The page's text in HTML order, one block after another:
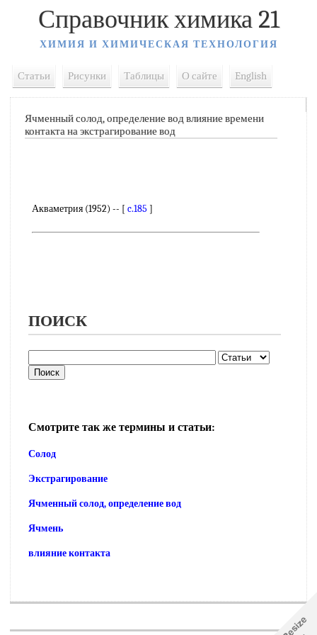
Справочник химика 21
ХИМИЯ И ХИМИЧЕСКАЯ ТЕХНОЛОГИЯ
Статьи Рисунки Таблицы О сайте English
Ячменный солод, определение вод влияние времени
контакта на экстрагирование вод
Акваметрия (1952) -- [ c.185 ]
ПОИСК
Смотрите так же термины и статьи:
Солод
Экстрагирование
Ячменный солод, определение вод
Ячмень
влияние контакта